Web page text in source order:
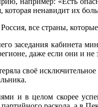
которая ненавидит их
все страны,
заседания кабинета
даже если они и
своё
и в целом скорее